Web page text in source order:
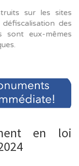
sur les sites
des
sont eux-mêmes
en loi